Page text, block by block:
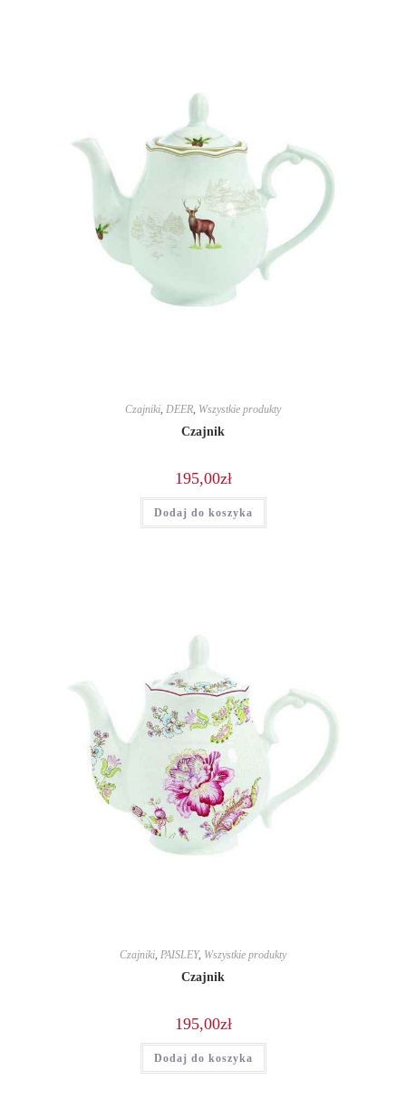
Czajniki, DEER, Wszystkie produkty
Czajnik
195,00zł
Dodaj do koszyka
Czajniki PAISLEY, Wszystkie produkty
Czajnik
195,00zł
Dodaj do koszyka